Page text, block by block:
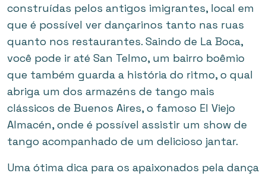
construídas pelos antigos imigrantes, local em
que é possível ver dançarinos tanto nas ruas
quanto nos restaurantes. Saindo de La Boca,
você pode ir até San Telmo, um bairro boêmio
que também guarda a história do ritmo, o qual
abriga um dos armazéns de tango mais
clássicos de Buenos Aires, o famoso El Viejo
Almacén, onde é possível assistir um show de
tango acompanhado de um delicioso jantar.
Uma ótima dica para os apaixonados pela dança